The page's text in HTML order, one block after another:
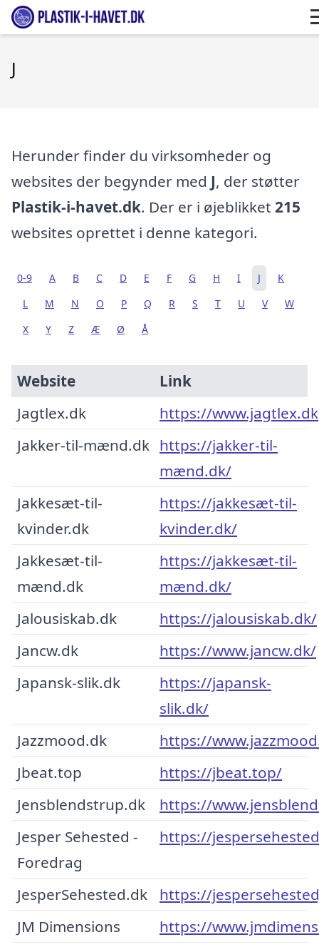
J
Herunder finder du virksomheder og
websites der begynder med J, der støtter
Plastik-i-havet.dk. Der er i øjeblikket 215
websites oprettet i denne kategori.
0-9 A B C D E F G H I J
K
L
M N O P Q R S T U V
W
X
Y Z Æ Ø Å
Website
Link
Jagtlex.dk
https://www.jagtlex.dk
Jakker-til-mænd.dk https://jakker-til-
mænd.dk/
Jakkesæt-til-
kvinder.dk
https://jakkesæt-til-
kvinder.dk/
Jakkesæt-til-
mænd.dk
https://jakkesæt-til-
mænd.dk/
Jalousiskab.dk
https://jalousiskab.dk/
Jancw.dk
https://www.jancw.dk/
Japansk-slik.dk
https://japansk-
slik.dk/
Jazzmood.dk
https://
Jbeat.top
https://jbeat.top/
Jensblendstrup.dk
https://
Jesper Sehested -
Foredrag
https://
JesperSehested.dk
https://
JM Dimensions
https://